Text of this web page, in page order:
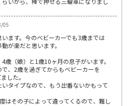
05
ます。今のベビーカーでも3歳までは
が楽だと思います。
歳（娘）と1歳10ヶ月の息子がいます。
、2歳を過ぎてからもベビーカーを
した。
タイプなので、もう出番ないかもって
はその子によって違ってくるので、難し